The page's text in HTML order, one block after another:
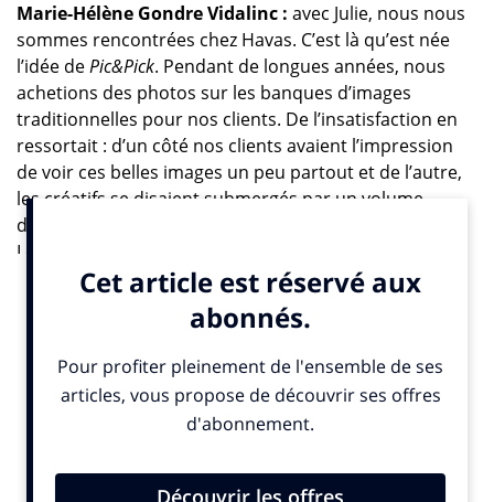
Marie-Hélène Gondre Vidalinc : avec Julie, nous nous
sommes rencontrées chez Havas. C’est là qu’est née
l’idée dePic&Pick. Pendant de longues années, nous
achetions des photos sur les banques d’images
traditionnelles pour nos clients. De l’insatisfaction en
ressortait : d’un côté nos clients avaient l’impression
de voir ces belles images un peu partout et de l’autre,
les créatifs se disaient submergés par un volume
d’images impressionnant et manquant d’authenticité.
Les photographes, étaient également mécontents car
mal rémunérés par les banques d’images
traditionnelles. On a donc voulu être la première
banque d’images qui va redonner de la valeur aux
images en rémunérant correctement les auteurs de
leurs photos. Voilà comment le modèle est né : 50%
pour les photographes, 45% pour Pic & Pick, et 5% de
versement de dons auprès de 8 partenaires (Fondation
Premiers de cordée, Le Refuge, Les Maisons de Vincent,